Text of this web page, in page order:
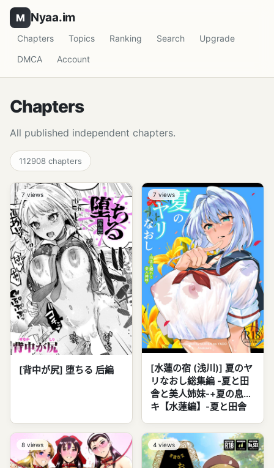
Nyaa.im
Chapters Topics Ranking Search
Upgrade
DMCA
Account
Chapters
All published independent chapters.
112908 chapters
7 views
[背中が尻] 堕ちる 后編
7 views
[水蓮の宿 (浅川)] 夏のヤ
リなおし総集編 -夏と田
舎と美人姉妹-+夏の息ヌ
キ【水蓮編】-夏と田舎
ル)
8 views 4 views